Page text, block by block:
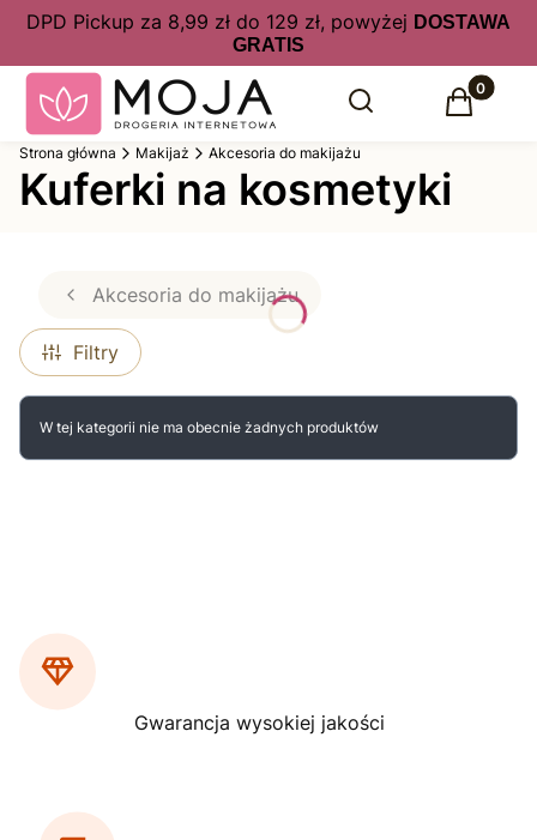
DPD Pickup za 8,99 zł do 129 zł, powyżej DOSTAWA
GRATIS
Otwórz wyszukiwarkę
Szukaj Produkty
Koszyk
Strona główna Makijaż Akcesoria do makijażu
Kuferki na kosmetyki
Akcesoria do makijażu
Filtry
Lista produktów
W tej kategorii nie ma obecnie żadnych produktów
Gwarancja wysokiej jakości